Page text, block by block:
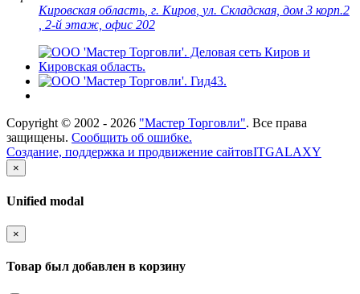
Кировская область г. Киров ул. Складская, дом 3 корп.2
, 2-й этаж, офис 202
Copyright © 2002 - 2026 "Мастер Торговли". Все права
защищены. Сообщить об ошибке.
Создание, поддержка и продвижение сайтовITGALAXY
×
Unified modal
×
Товар был добавлен в корзину